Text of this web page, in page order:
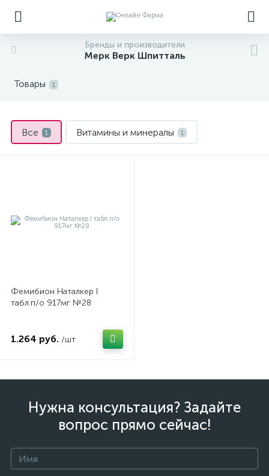
Бренды и производители
Мерк Верк Шпитталь
Товары 1
Все 1 Витамины и минералы 1
Фемибион Наталкер I
табл.п/о 917мг №28
1.264 руб. /шт
Нужна консультация? Задайте
вопрос прямо сейчас!